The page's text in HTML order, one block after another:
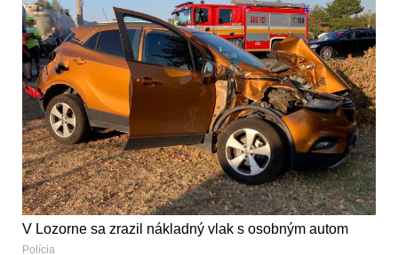
V Lozorne sa zrazil nákladný vlak s osobným autom
Polícia